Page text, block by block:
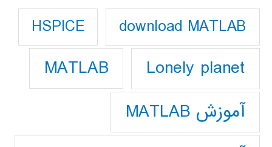
download MATLAB
HSPICE
Lonely planet
MATLAB
آموزش MATLAB